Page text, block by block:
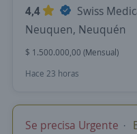
4,4
Swiss
Neuquen, Neuquén
$ 1.500.000,00 (Mensual)
Hace 23 horas
Se precisa Urgente